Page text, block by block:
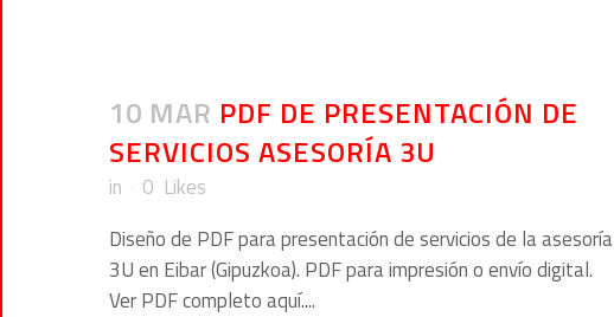
10 MAR PDF DE PRESENTACIÓN DE
SERVICIOS ASESORÍA 3U
in 0 Likes
Diseño de PDF para presentación de servicios de la asesoría
3U en Eibar (Gipuzkoa). PDF para impresión o envío digital.
Ver PDF completo aquí....